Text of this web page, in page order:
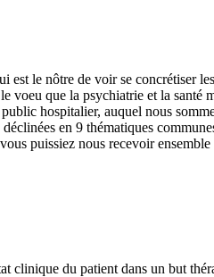
est le nôtre de voir se concrétiser
voeu que la psychiatrie et la santé
hospitalier, auquel nous
en 9 thématiques
puissiez nous recevoir
clinique du patient dans un but